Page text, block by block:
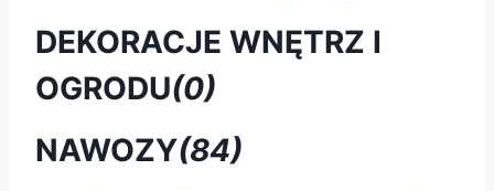
DEKORACJE WNĘTRZ I
OGRODU(0)
NAWOZY(84)